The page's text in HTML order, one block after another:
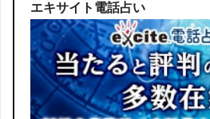
エキサイト電話占い